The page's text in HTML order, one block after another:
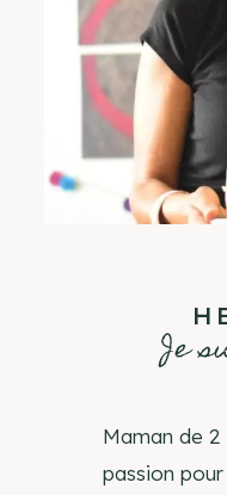
Je
Maman de
passion